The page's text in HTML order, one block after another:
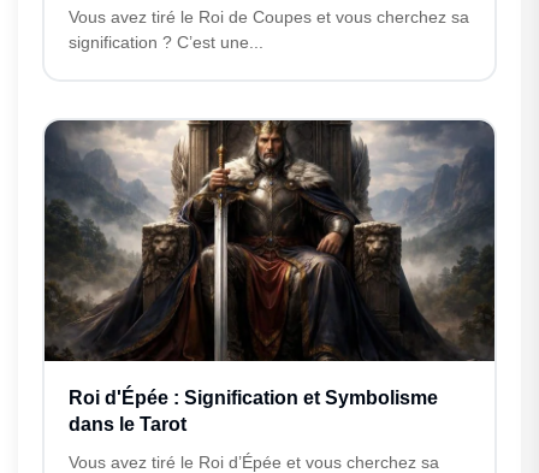
Vous avez tiré le Roi de Coupes et vous cherchez sa
signification ? C’est une...
Roi d'Épée : Signification et Symbolisme
dans le Tarot
Vous avez tiré le Roi d’Épée et vous cherchez sa